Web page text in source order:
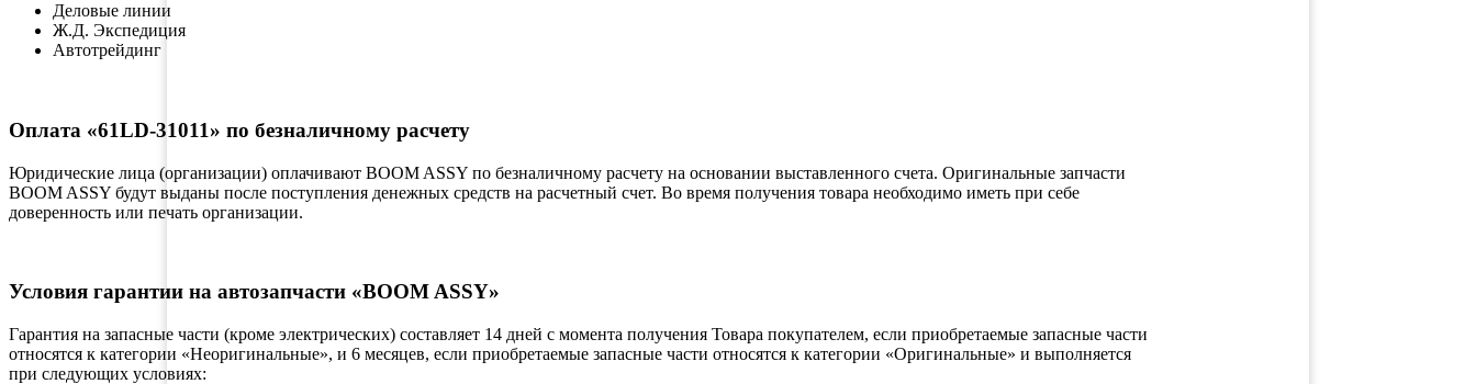
Деловые линии
Ж.Д. Экспедиция
Автотрейдинг
Оплата «61LD-31011» по безналичному расчету
Юридические лица (организации) оплачивают BOOM ASSY по безналичному расчету на основании выставленного счета. Оригинальные запчасти
BOOM ASSY будут выданы после поступления денежных средств на расчетный счет. Во время получения товара необходимо иметь при себе
доверенность или печать организации.
Условия гарантии на автозапчасти «BOOM ASSY»
Гарантия на запасные части (кроме электрических) составляет 14 дней с момента получения Товара покупателем, если приобретаемые запасные части
относятся к категории «Неоригинальные», и 6 месяцев, если приобретаемые запасные части относятся к категории «Оригинальные» и выполняется
при следующих условиях: